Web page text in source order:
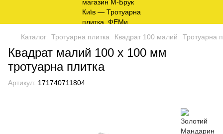
Каталог Тротуарна плитка Квадрат 100 малий Тротуарна
Квадрат малий 100 х 100 мм
тротуарна плитка
Артикул: 171740711804